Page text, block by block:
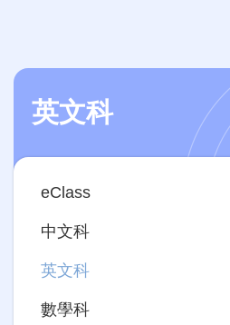
英文科
Main
navigation
eClass
中文科
英文科
數學科